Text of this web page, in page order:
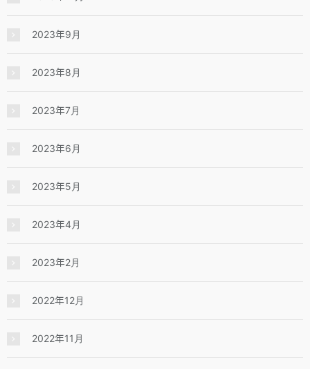
2023年9月
2023年8月
2023年7月
2023年6月
2023年5月
2023年4月
2023年2月
2022年12月
2022年11月